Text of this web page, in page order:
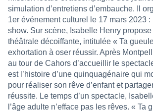
simulation d’entretiens d’embauche. Il
1er événement culturel le 17 mars 2023
show. Sur scène, Isabelle Henry
théâtrale décoiffante, intitulée « Ta
exhortation à oser réussir. Après
au tour de Cahors d’accueillir le
est l’histoire d’une quinquagénaire qui
pour réaliser son rêve d’enfant et
réussite. Le temps d’un spectacle,
l’âge adulte n’efface pas les rêves. « Ta